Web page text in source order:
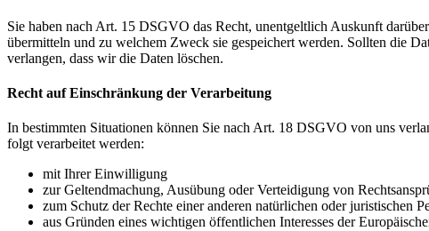
Sie haben nach Art. 15 DSGVO das Recht, unentgeltlich Auskunft
übermitteln und zu welchem Zweck sie gespeichert werden. Sollten die
verlangen, dass wir die Daten löschen.
Recht auf Einschränkung der Verarbeitung
In bestimmten Situationen können Sie nach Art. 18 DSGVO von uns
folgt verarbeitet werden:
mit Ihrer Einwilligung
zur Geltendmachung, Ausübung oder Verteidigung von
zum Schutz der Rechte einer anderen natürlichen oder juristischen
aus Gründen eines wichtigen öffentlichen Interesses der